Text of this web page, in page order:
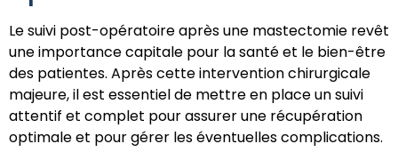
Le suivi post-opératoire après une mastectomie revêt
une importance capitale pour la santé et le bien-être
des patientes. Après cette intervention chirurgicale
majeure, il est essentiel de mettre en place un suivi
attentif et complet pour assurer une récupération
optimale et pour gérer les éventuelles complications.